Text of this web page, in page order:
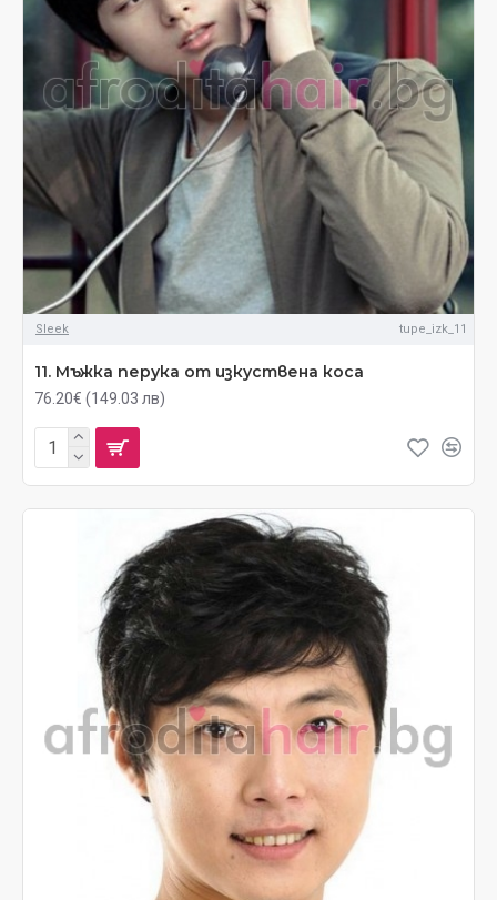
Sleek tupe_izk_11
11. Мъжка перука от изкуствена коса
76.20€ (149.03 лв)